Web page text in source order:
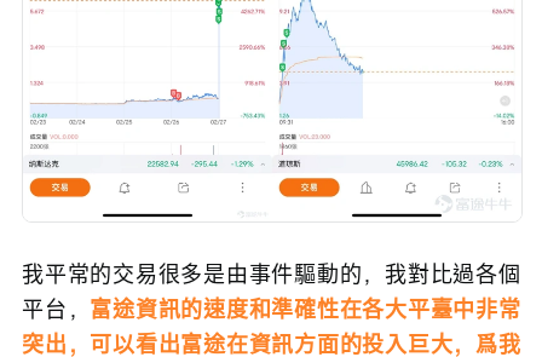
我平常的交易很多是由事件驅動的，我對比過各個
平台， 富途資訊的速度和準確性在各大平臺中非常
突出，可以看出富途在資訊方面的投入巨大，爲我